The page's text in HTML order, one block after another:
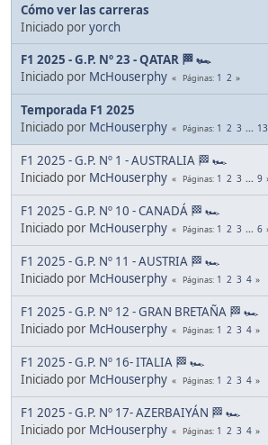
Cómo ver las carreras
Iniciado poryorch
F1 2025 - G.P. Nº 23 - QATAR 🏁 🏎
Iniciado por McHouserphy Páginas 1 2
Temporada F1 2025
Iniciado por McHouserphy Páginas 1 2 3 ... 13
F1 2025 - G.P. Nº 1 - AUSTRALIA 🏁 🏎
Iniciado por McHouserphy Páginas 1 2 3 ... 9
F1 2025 - G.P. Nº 10 - CANADÁ 🏁 🏎
Iniciado por McHouserphy Páginas 1 2 3 ... 6
F1 2025 - G.P. Nº 11 - AUSTRIA 🏁 🏎
Iniciado por McHouserphy Páginas 1 2 3 4
F1 2025 - G.P. Nº 12 - GRAN BRETAÑA 🏁 🏎
Iniciado por McHouserphy Páginas 1 2 3 4
F1 2025 - G.P. Nº 16- ITALIA 🏁 🏎
Iniciado por McHouserphy Páginas 1 2 3 4
F1 2025 - G.P. Nº 17- AZERBAIYÁN 🏁 🏎
Iniciado por McHouserphy Páginas 1 2 3 4